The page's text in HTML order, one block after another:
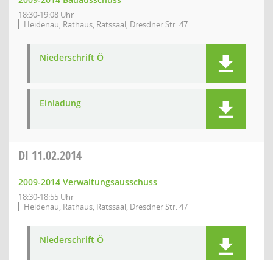
18:30-19:08 Uhr
Heidenau, Rathaus, Ratssaal, Dresdner Str. 47
Niederschrift Ö
Einladung
DI 11.02.2014
2009-2014 Verwaltungsausschuss
18:30-18:55 Uhr
Heidenau, Rathaus, Ratssaal, Dresdner Str. 47
Niederschrift Ö